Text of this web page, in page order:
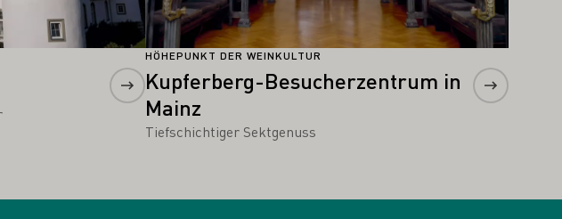
HÖHEPUNKT DER WEINKULTUR
Kupferberg-Besucherzentrum in
Mainz
Tiefschichtiger Sektgenuss